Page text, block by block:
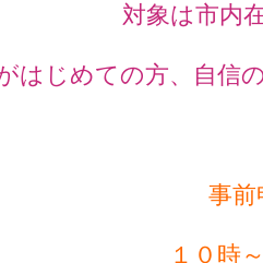
対象は市内
はじめての方、自信
事前
１０時